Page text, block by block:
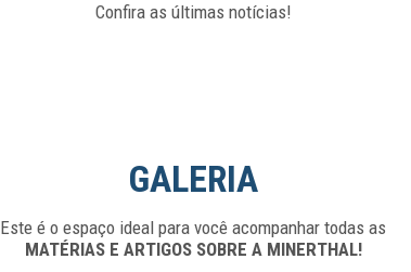
Confira as últimas notícias!
GALERIA
Este é o espaço ideal para você acompanhar todas as
MATÉRIAS E ARTIGOS SOBRE A MINERTHAL!